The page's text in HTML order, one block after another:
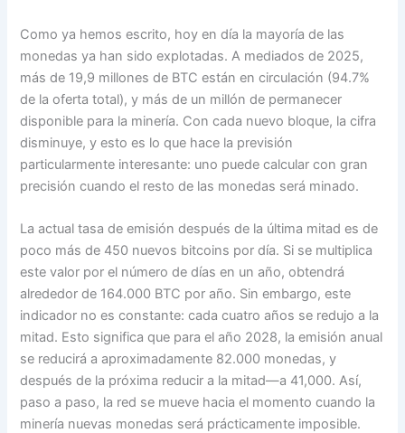
Como ya hemos escrito, hoy en día la mayoría de las
monedas ya han sido explotadas. A mediados de 2025,
más de 19,9 millones de BTC están en circulación (94.7%
de la oferta total), y más de un millón de permanecer
disponible para la minería. Con cada nuevo bloque, la cifra
disminuye, y esto es lo que hace la previsión
particularmente interesante: uno puede calcular con gran
precisión cuando el resto de las monedas será minado.
La actual tasa de emisión después de la última mitad es de
poco más de 450 nuevos bitcoins por día. Si se multiplica
este valor por el número de días en un año, obtendrá
alrededor de 164.000 BTC por año. Sin embargo, este
indicador no es constante: cada cuatro años se redujo a la
mitad. Esto significa que para el año 2028, la emisión anual
se reducirá a aproximadamente 82.000 monedas, y
después de la próxima reducir a la mitad—a 41,000. Así,
paso a paso, la red se mueve hacia el momento cuando la
minería nuevas monedas será prácticamente imposible.